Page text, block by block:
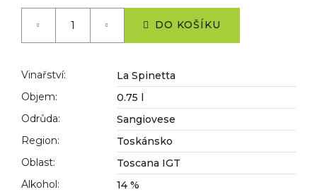
DO KOŠÍKU
Vinařství:
La Spinetta
Objem:
0.75 l
Odrůda:
Sangiovese
Region:
Toskánsko
Oblast:
Toscana IGT
Alkohol:
14 %
m
e